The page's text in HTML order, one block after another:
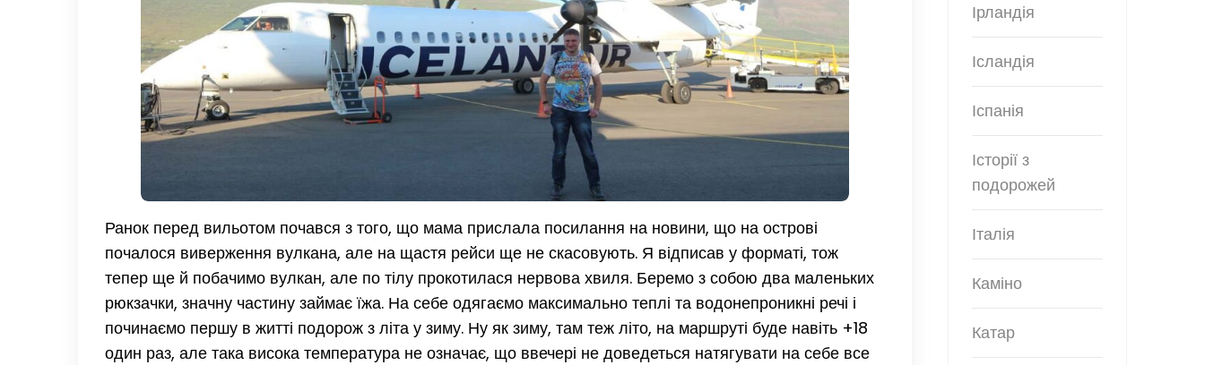
Ранок перед вильотом почався з того, що мама прислала посилання на новини, що на острові
почалося виверження вулкана, але на щастя рейси ще не скасовують. Я відписав у форматі, тож
тепер ще й побачимо вулкан, але по тілу прокотилася нервова хвиля. Беремо з собою два маленьких
рюкзачки, значну частину займає їжа. На себе одягаємо максимально теплі та водонепроникні речі і
починаємо першу в житті подорож з літа у зиму. Ну як зиму, там теж літо, на маршруті буде навіть +18
один раз, але така висока температура не означає, що ввечері не доведеться натягувати на себе все
Ірландія
Ісландія
Іспанія
Історії з
подорожей
Італія
Каміно
Катар